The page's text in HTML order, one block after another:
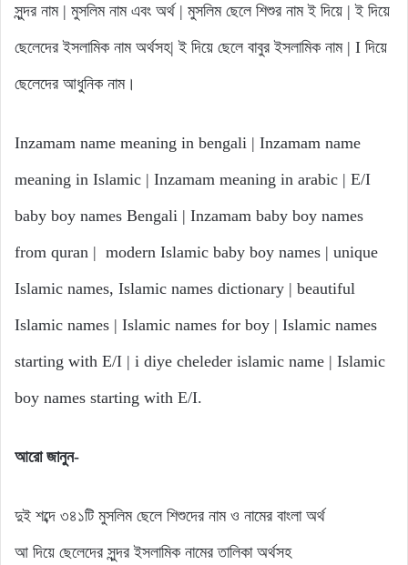
সুন্দর নাম | মুসলিম নাম এবং অর্থ | মুসলিম ছেলে শিশুর নাম ই দিয়ে | ই দিয়ে
ছেলেদের ইসলামিক নাম অর্থসহ| ই দিয়ে ছেলে বাবুর ইসলামিক নাম | I দিয়ে
ছেলেদের আধুনিক নাম।
Inzamam name meaning in bengali | Inzamam name
meaning in Islamic | Inzamam meaning in arabic | E/I
baby boy names Bengali | Inzamam baby boy names
from quran | modern Islamic baby boy names | unique
Islamic names, Islamic names dictionary | beautiful
Islamic names | Islamic names for boy | Islamic names
starting with E/I | i diye cheleder islamic name | Islamic
boy names starting with E/I.
আরোজানুন-
দুই শব্দে ৩৪১টি মুসলিম ছেলে শিশুদের নাম ও নামের বাংলা অর্থ
আ দিয়ে ছেলেদের সুন্দর ইসলামিক নামের তালিকা অর্থসহ